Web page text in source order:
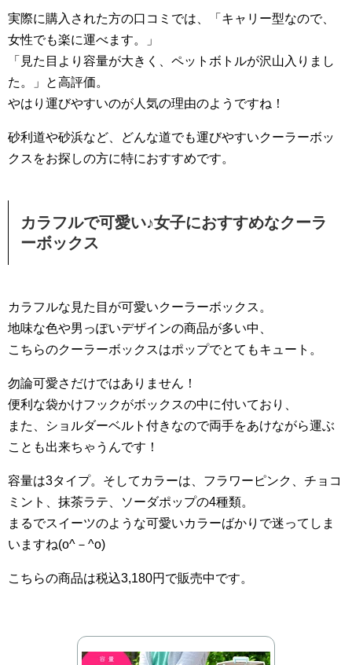
実際に購入された方の口コミでは、「キャリー型なので、
女性でも楽に運べます。」
「見た目より容量が大きく、ペットボトルが沢山入りまし
た。」と高評価。
やはり運びやすいのが人気の理由のようですね！
砂利道や砂浜など、どんな道でも運びやすいクーラーボッ
クスをお探しの方に特におすすめです。
カラフルで可愛い♪女子におすすめなクーラ
ーボックス
カラフルな見た目が可愛いクーラーボックス。
地味な色や男っぽいデザインの商品が多い中、
こちらのクーラーボックスはポップでとてもキュート。
勿論可愛さだけではありません！
便利な袋かけフックがボックスの中に付いており、
また、ショルダーベルト付きなので両手をあけながら運ぶ
ことも出来ちゃうんです！
容量は3タイプ。そしてカラーは、フラワーピンク、チョコ
ミント、抹茶ラテ、ソーダポップの4種類。
まるでスイーツのような可愛いカラーばかりで迷ってしま
いますね(o^－^o)
こちらの商品は税込3,180円で販売中です。